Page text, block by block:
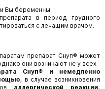
Вы беременны.
в период грудного
с лечащим врачом.
препарат Снуп® может
они возникают не у всех.
Снуп® и немедленно
в случае возникновения
аллергической реакции,